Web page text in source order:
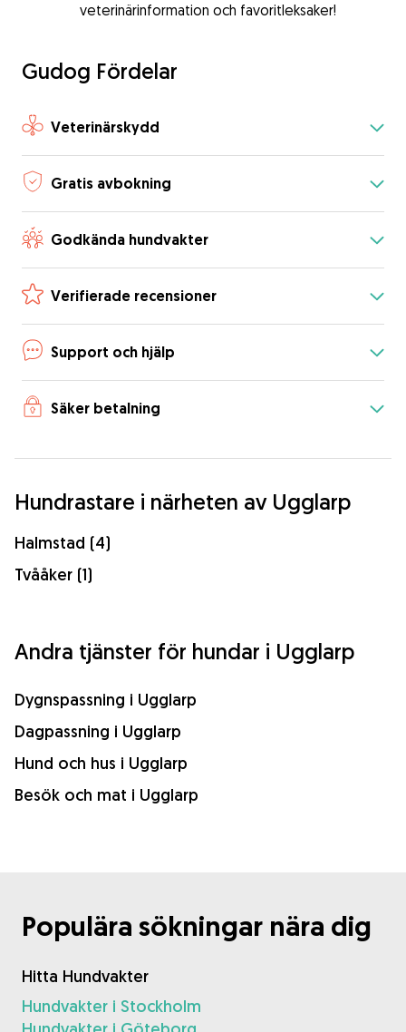
veterinärinformation och favoritleksaker!
Gudog Fördelar
Veterinärskydd
Gratis avbokning
Godkända hundvakter
Verifierade recensioner
Support och hjälp
Säker betalning
Hundrastare i närheten av Ugglarp
Halmstad (4)
Tvååker (1)
Andra tjänster för hundar i Ugglarp
Dygnspassning i Ugglarp
Dagpassning i Ugglarp
Hund och hus i Ugglarp
Besök och mat i Ugglarp
Populära sökningar nära dig
Hitta Hundvakter
Hundvakter i Stockholm